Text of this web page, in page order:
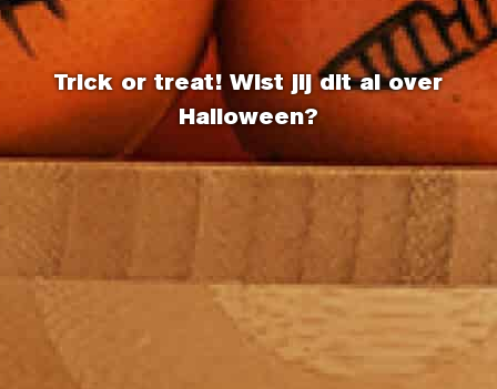
Trick or treat! Wist jij dit al over
Halloween?